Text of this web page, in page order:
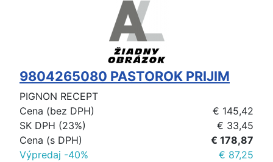
9804265080 PASTOROK PRIJIM
PIGNON RECEPT
Cena (bez DPH)
€ 145,42
SK DPH (23%)
€ 33,45
Cena (s DPH)
€ 178,87
Výpredaj -40%
€ 87,25